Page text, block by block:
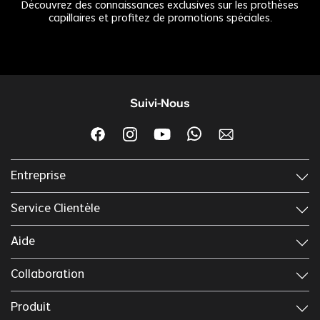
Découvrez des connaissances exclusives sur les prothèses
capillaires et profitez de promotions spéciales.
Entreprise
Service Clientèle
Aide
Collaboration
Produit
Suivi-Nous